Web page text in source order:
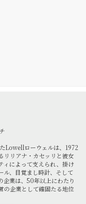
Lowellローウェルは、1972
リリアナ・カセッリと彼女
ィによって支えられ、掛け
ル、目覚まし時計、そして
企業は、50年以上にわたり
の企業として確固たる地位